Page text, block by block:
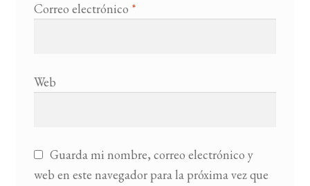
Correo electrónico *
Web
Guarda mi nombre, correo electrónico y
web en este navegador para la próxima vez que